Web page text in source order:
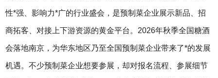
性*强、影响力*广的行业盛会，是预制菜企业展示新品、招
商拓客、对接上下游资源的黄金平台。2026年秋季全国糖酒
会落地南京，为华东地区乃至全国预制菜企业带来了*的发展
机遇。不少预制菜企业想要参展，却对报名流程、参展细节